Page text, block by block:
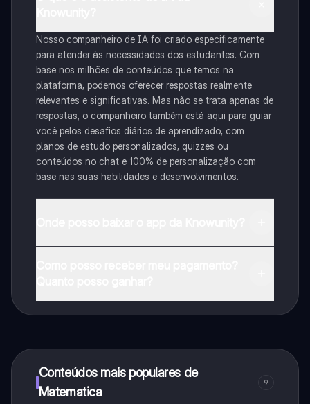
Nosso companheiro de IA foi criado especificamente
para atender às necessidades dos estudantes. Com
base nos milhões de conteúdos que temos na
plataforma, podemos oferecer respostas realmente
relevantes e significativas. Mas não se trata apenas de
respostas, o companheiro também está aqui para guiar
você pelos desafios diários de aprendizado, com
planos de estudo personalizados, quizzes ou
conteúdos no chat e 100% de personalização com
base nas suas habilidades e desenvolvimentos.
Conteúdos mais populares de
Matematica
9